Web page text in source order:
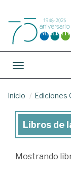
Toggle
Inicio Ediciones
Libros
la
Libros de
Mostrando